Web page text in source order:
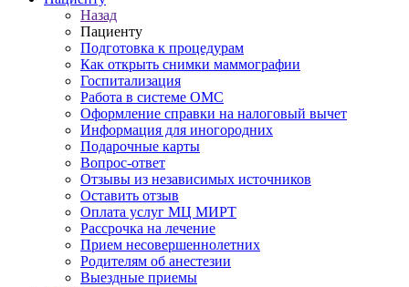
Назад
Пациенту
Подготовка к процедурам
Как открыть снимки маммографии
Госпитализация
Работа в системе ОМС
Оформление справки на налоговый вычет
Информация для иногородних
Подарочные карты
Вопрос-ответ
Отзывы из независимых источников
Оставить отзыв
Оплата услуг МЦ МИРТ
Рассрочка на лечение
Прием несовершеннолетних
Родителям об анестезии
Выездные приемы